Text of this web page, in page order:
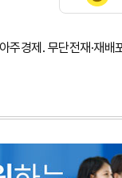
경제. 무단전재·재배